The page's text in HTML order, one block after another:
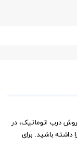
درب اتوماتیک، در
باشید. برای